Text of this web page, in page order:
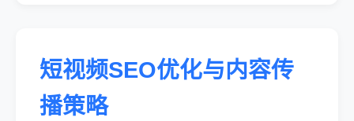
短视频SEO优化与内容传
播策略